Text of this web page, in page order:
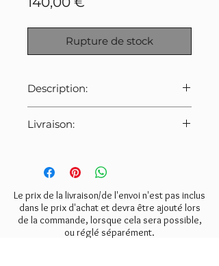
Rupture de stock
Description:
Très bon état.
Dimensions: largeur 65cm,
hauteur de l'assise 37cm.
dimensions de l'assise
44cm/42cm.
Livraison:
- livraison Paris, 95, 92, 93, 78,
94: 20€
- livraison 91, 77: 30€
- livraison 02, 80, 60: 45€
- livraison Bordeaux: 70€
- retrait gratuit à l'atelier à Butry
Le prix de la livraison/de l'envoi n'est pas inclus
dans le prix d'achat et devra être ajouté lors
de la commande, lorsque cela sera possible,
ou réglé séparément.